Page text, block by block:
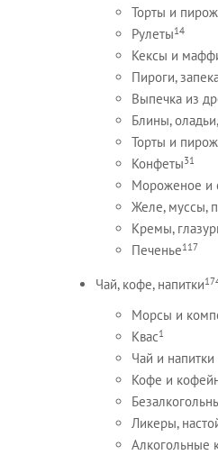
Торты и
Рулеты14
Кексы и
Пироги,
Выпечка из
Блины,
Торты и
Конфеты31
Мороженое и
Желе, муссы,
Кремы,
Печенье117
Чай, кофе, напитки
Морсы и
Квас1
Чай и
Кофе и
Ликеры,
Алкогольные